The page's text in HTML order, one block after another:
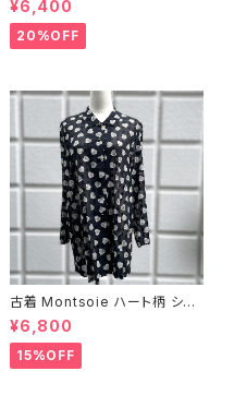
¥6,400
20%OFF
古着 Montsoie ハート柄 シア
ーシャツ ブラック
¥6,800
15%OFF